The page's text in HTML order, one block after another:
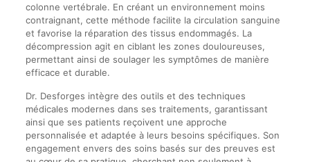
colonne vertébrale. En créant un environnement moins
contraignant, cette méthode facilite la circulation sanguine
et favorise la réparation des tissus endommagés. La
décompression agit en ciblant les zones douloureuses,
permettant ainsi de soulager les symptômes de manière
efficace et durable.
Dr. Desforges intègre des outils et des techniques
médicales modernes dans ses traitements, garantissant
ainsi que ses patients reçoivent une approche
personnalisée et adaptée à leurs besoins spécifiques. Son
engagement envers des soins basés sur des preuves est